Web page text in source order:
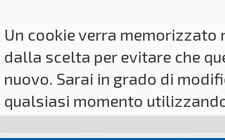
Un cookie verra
dalla scelta per evitare che
nuovo. Sarai in grado di
qualsiasi momento